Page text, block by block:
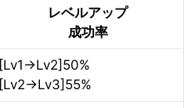
レベルアップ
成功率
[Lv1→Lv2]50%
[Lv2→Lv3]55%